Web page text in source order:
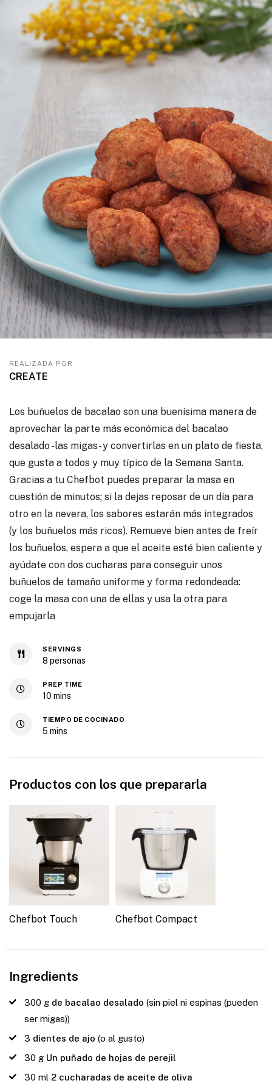
REALIZADA POR
CREATE
Los buñuelos de bacalao son una buenísima manera de
aprovechar la parte más económica del bacalao
desalado -las migas- y convertirlas en un plato de fiesta,
que gusta a todos y muy típico de la Semana Santa.
Gracias a tu Chefbot puedes preparar la masa en
cuestión de minutos; si la dejas reposar de un día para
otro en la nevera, los sabores estarán más integrados
(y los buñuelos más ricos). Remueve bien antes de freír
los buñuelos, espera a que el aceite esté bien caliente y
ayúdate con dos cucharas para conseguir unos
buñuelos de tamaño uniforme y forma redondeada:
coge la masa con una de ellas y usa la otra para
empujarla
SERVINGS
8 personas
PREP TIME
10 mins
TIEMPO DE COCINADO
5 mins
Productos con los que prepararla
Chefbot Touch Chefbot Compact
Ingredients
300 g de bacalao desalado (sin piel ni espinas (pueden
ser migas))
3 dientes de ajo (o al gusto)
30 g Un puñado de hojas de perejil
30 ml 2 cucharadas de aceite de oliva